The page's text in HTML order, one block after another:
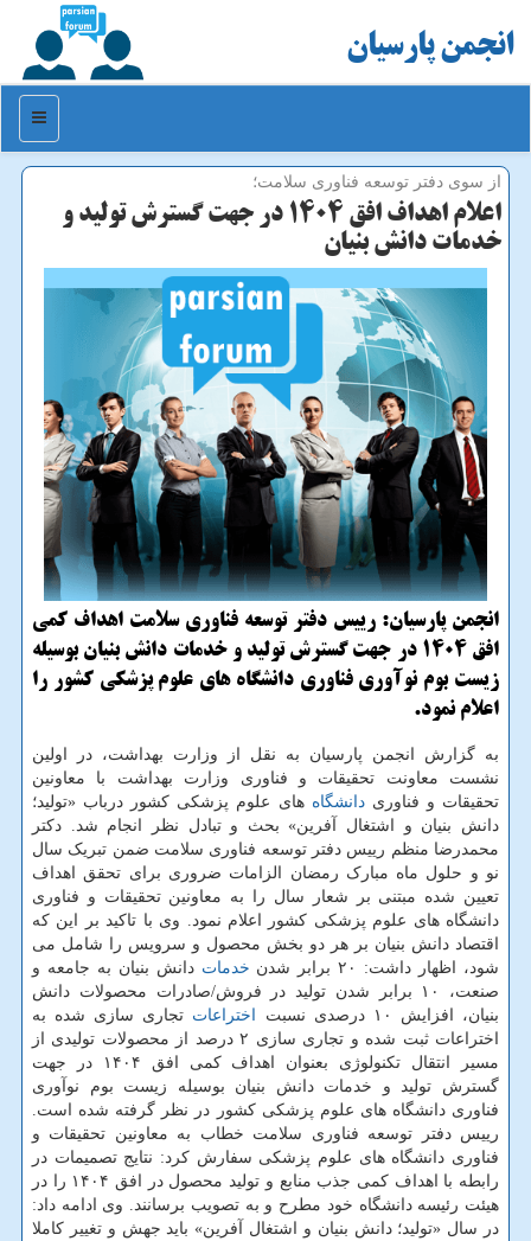
انجمن پارسیان
منو
از سوی دفتر توسعه فناوری سلامت؛
اعلام اهداف افق ۱۴۰۴ در جهت گسترش تولید و
خدمات دانش بنیان
انجمن پارسیان: رییس دفتر توسعه فناوری سلامت اهداف کمی
افق 1404 در جهت گسترش تولید و خدمات دانش بنیان بوسیله
زیست بوم نوآوری فناوری دانشگاه های علوم پزشکی کشور را
اعلام نمود.
به گزارش انجمن پارسیان به نقل از وزارت بهداشت، در اولین
نشست معاونت تحقیقات و فناوری وزارت بهداشت با معاونین
تحقیقات و فناوریدانشگاه های علوم پزشکی کشور درباب «تولید؛
دانش بنیان و اشتغال آفرین» بحث و تبادل نظر انجام شد. دکتر
محمدرضا منظم رییس دفتر توسعه فناوری سلامت ضمن تبریک سال
نو و حلول ماه مبارک رمضان الزامات ضروری برای تحقق اهداف
تعیین شده مبتنی بر شعار سال را به معاونین تحقیقات و فناوری
دانشگاه های علوم پزشکی کشور اعلام نمود. وی با تاکید بر این که
اقتصاد دانش بنیان بر هر دو بخش محصول و سرویس را شامل می
شود، اظهار داشت: ۲۰ برابر شدن
خدمات دانش بنیان به جامعه و
صنعت، ۱۰ برابر شدن تولید در فروش/صادرات محصولات دانش
بنیان، افزایش ۱۰ درصدی نسبت
اختراعات تجاری سازی شده به
اختراعات ثبت شده و تجاری سازی ۲ درصد از محصولات تولیدی از
مسیر انتقال تکنولوژی بعنوان اهداف کمی افق ۱۴۰۴ در جهت
گسترش تولید و خدمات دانش بنیان بوسیله زیست بوم نوآوری
فناوری دانشگاه های علوم پزشکی کشور در نظر گرفته شده است.
رییس دفتر توسعه فناوری سلامت خطاب به معاونین تحقیقات و
فناوری دانشگاه های علوم پزشکی سفارش کرد: نتایج تصمیمات در
رابطه با اهداف کمی جذب منابع و تولید محصول در افق ۱۴۰۴ را در
هیئت رئیسه دانشگاه خود مطرح و به تصویب برسانند. وی ادامه داد:
در سال «تولید؛ دانش بنیان و اشتغال آفرین» باید جهش و تغییر کاملا